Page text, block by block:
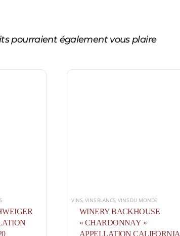
pourraient également vous plaire
VINS,VINS BLANCS,VINS DU MONDE
WINERY BACKHOUSE
« CHARDONNAY »
APPELLATION CALIFORNIA